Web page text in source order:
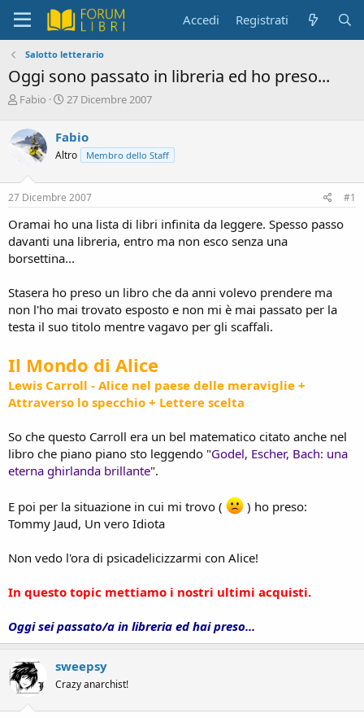
Accedi Registrati
Salotto letterario
Oggi sono passato in libreria ed ho preso...
C
e
a
r
e
i
s
c
s
i
o
e
Fabio
D
a
d
i
n
z
i
o
27 Dicembre 2007
Fabio
Altro Membro dello Staff
27 Dicembre 2007 #1
Oramai ho una lista di libri infinita da leggere. Spesso passo
davanti una libreria, entro ma non esco senza una
borsettina...
Stasera ho preso un libro che da anni volevo prendere ma
non l'ho mai trovato esposto e non mi è mai passato per la
testa il suo titolo mentre vagavo per gli scaffali.
Il Mondo di Alice
Lewis Carroll - Alice nel paese delle meraviglie +
Attraverso lo specchio + Lettere scelta
So che questo Carroll era un bel matematico citato anche nel
libro che piano piano sto leggendo "Godel, Escher, Bach: una
eterna ghirlanda brillante".
E poi per la situazione in cui mi trovo (
) ho preso:
Tommy Jaud, Un vero Idiota
Non vedo l'ora di psicadelicizzarmi con Alice!
In questo topic mettiamo i nostri ultimi acquisti.
Oggi sei passato/a in libreria ed hai preso...
sweepsy
Crazy anarchist!